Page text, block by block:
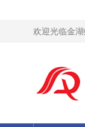
欢迎光临金